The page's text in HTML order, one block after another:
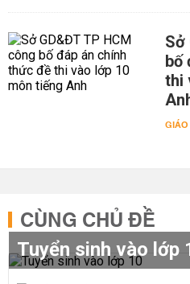
Sở
bố
thi
CÙNG CHỦ ĐỀ
Tuyển sinh vào lớp